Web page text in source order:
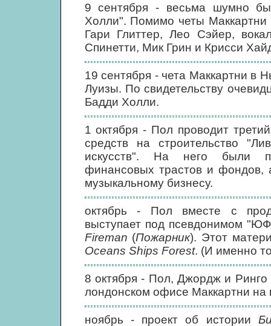
9 сентября - весьма шумно
Холли". Помимо четы Маккартни
Гари Глиттер, Лео Сэйер,
Спинетти, Мик Грин и Крисси
19 сентября - чета Маккартни в
Луизы. По свидетельству
Бадди Холли.
1 октября - Пол проводит
средств на строительство
искусств". На него были
финансовых трастов и фондов,
музыкальному бизнесу.
октябрь - Пол вместе с
выступает под псевдонимом
Fireman (Пожарник). Этот
Oceans Ships Forest. (И именно
8 октября - Пол, Джордж и Ринго
лондонском офисе Маккартни
ноябрь - проект об истории